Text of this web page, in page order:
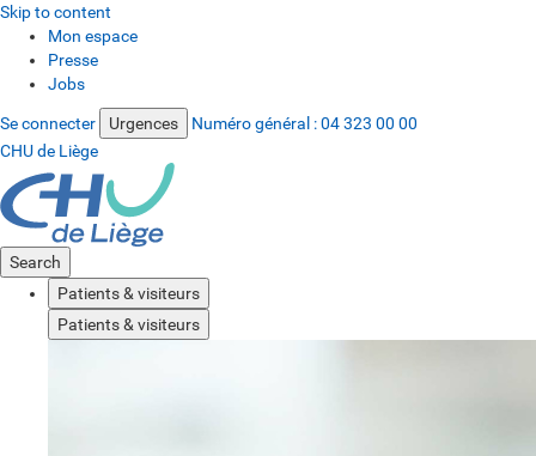
Skip to content
Mon espace
Presse
Jobs
Se connecter Urgences Numéro général :04 323 00 00
CHU de Liège
Search
Patients & visiteurs
Patients & visiteurs